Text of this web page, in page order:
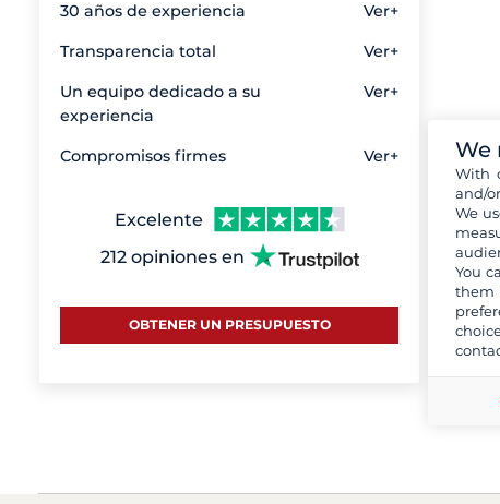
30 años de experiencia Ver+
Transparencia total Ver+
Un equipo dedicado a su
experiencia
Ver+
Compromisos firmes Ver+
Excelente
212 opiniones en
OBTENER UN PRESUPUESTO
We
With
and/
We
You
them